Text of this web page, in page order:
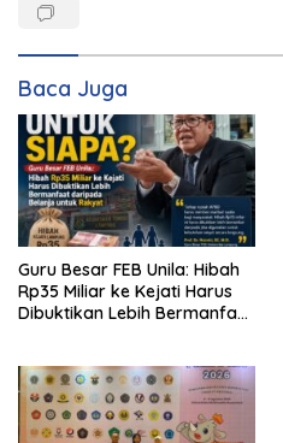
Baca Juga
Guru Besar FEB Unila: Hibah
Rp35 Miliar ke Kejati Harus
Dibuktikan Lebih Bermanfaat